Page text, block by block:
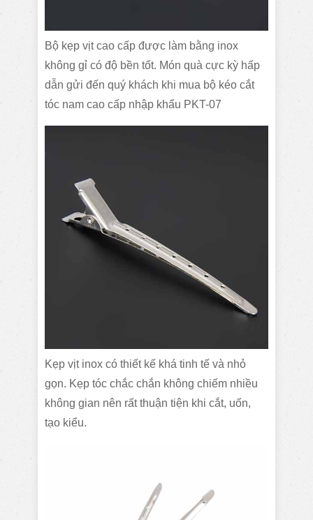
Bộ kẹp vịt cao cấp được làm bằng inox
không gỉ có độ bền tốt. Món quà cực kỳ hấp
dẫn gửi đến quý khách khi mua bộ kéo cắt
tóc nam cao cấp nhập khẩu PKT-07
Kẹp vịt inox có thiết kế khá tinh tế và nhỏ
gọn. Kẹp tóc chắc chắn không chiếm nhiều
không gian nên rất thuận tiện khi cắt, uốn,
tạo kiểu.